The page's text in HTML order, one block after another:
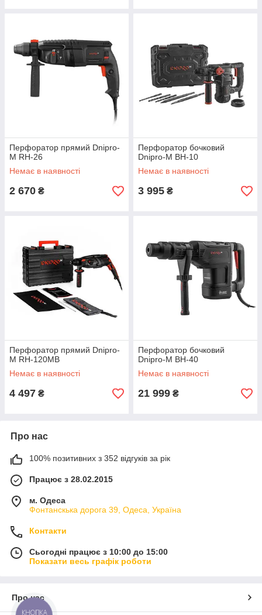
Перфоратор прямий Dnipro-
M RH-26
Немає в наявності
2 670 ₴
Перфоратор бочковий
Dnipro-M BH-10
Немає в наявності
3 995 ₴
Перфоратор прямий Dnipro-
M RH-120MB
Немає в наявності
4 497 ₴
Перфоратор бочковий
Dnipro-M BH-40
Немає в наявності
21 999 ₴
Про нас
100% позитивних з 352 відгуків за рік
Працює з 28.02.2015
м. Одеса
Фонтанскька дорога 39, Одеса, Україна
Контакти
Сьогодні працює з 10:00 до 15:00
Показати весь графік роботи
Про нас
КНОПКА